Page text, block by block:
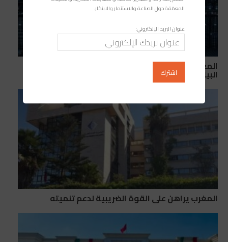
المغرب يعزز ريادته الرقمية بقيادة إفريقيا في مراكز
البيانات المعتمدة
المغرب يراهن على القوة الضريبية لدعم تنميته
المعمّقة حول الصناعة والاستثمار والابتكار.
عنوان البريد الإلكتروني: